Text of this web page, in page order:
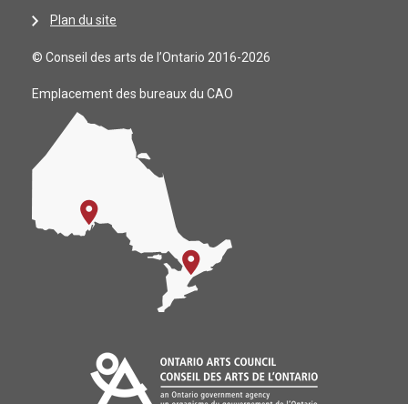
Plan du site
© Conseil des arts de l’Ontario 2016-2026
Emplacement des bureaux du CAO